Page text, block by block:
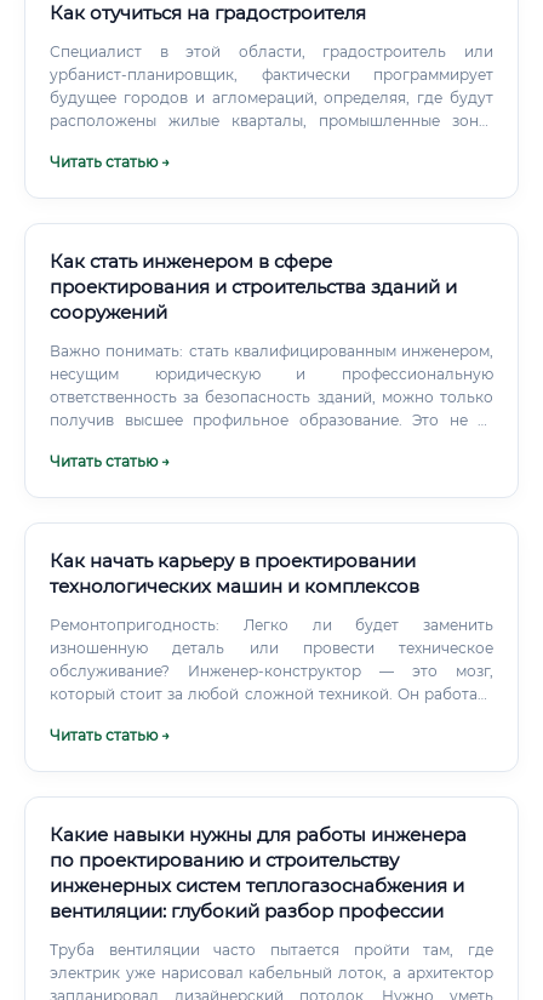
Как отучиться на градостроителя
Специалист в этой области, градостроитель или
урбанист-планировщик, фактически программирует
будущее городов и агломераций, определяя, где будут
расположены жилые кварталы, промышленные зоны,
глобальной урбанизации и растущих требований к
Читать статью →
Как стать инженером в сфере
проектирования и строительства зданий и
сооружений
Важно понимать: стать квалифицированным инженером,
несущим юридическую и профессиональную
ответственность за безопасность зданий, можно только
получив высшее профильное образование. Это не та
Читать статью →
Как начать карьеру в проектировании
технологических машин и комплексов
Ремонтопригодность: Легко ли будет заменить
изношенную деталь или провести техническое
обслуживание? Инженер-конструктор — это мозг,
который стоит за любой сложной техникой. Он работает
информатики и даже экономики, чтобы создать
Читать статью →
Какие навыки нужны для работы инженера
по проектированию и строительству
инженерных систем теплогазоснабжения и
вентиляции: глубокий разбор профессии
Труба вентиляции часто пытается пройти там, где
электрик уже нарисовал кабельный лоток, а архитектор
запланировал дизайнерский потолок. Нужно уметь